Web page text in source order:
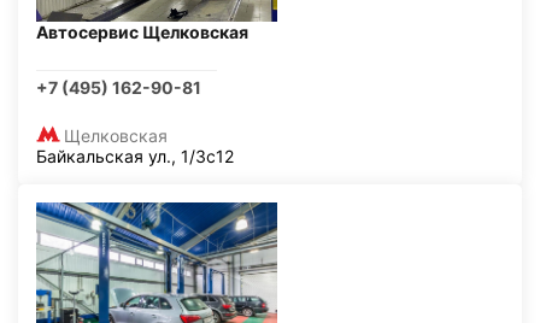
Автосервис Щелковская
+7 (495) 162-90-81
Щелковская
Байкальская ул., 1/3с12